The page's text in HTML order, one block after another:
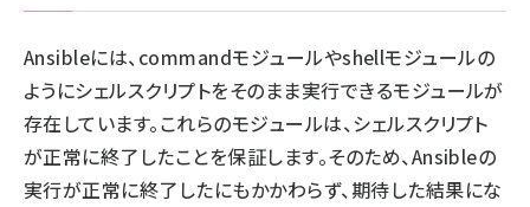
Ansibleには、commandモジュールやshellモジュールの
ようにシェルスクリプトをそのまま実行できるモジュールが
存在しています。これらのモジュールは、シェルスクリプト
が正常に終了したことを保証します。そのため、Ansibleの
実行が正常に終了したにもかかわらず、期待した結果にな